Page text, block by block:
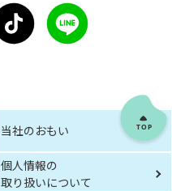
当社のおもい
個人情報の
取り扱いについて